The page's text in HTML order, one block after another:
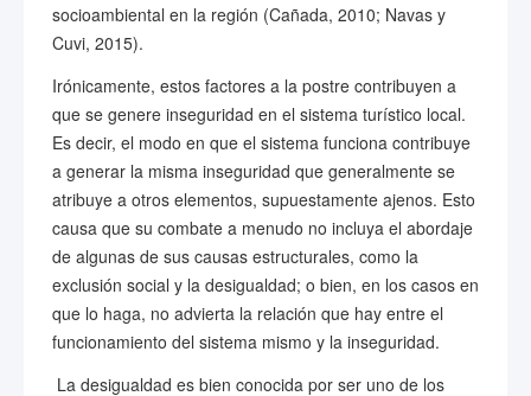
socioambiental en la región (Cañada, 2010; Navas y
Cuvi, 2015).
Irónicamente, estos factores a la postre contribuyen a
que se genere inseguridad en el sistema turístico local.
Es decir, el modo en que el sistema funciona contribuye
a generar la misma inseguridad que generalmente se
atribuye a otros elementos, supuestamente ajenos. Esto
causa que su combate a menudo no incluya el abordaje
de algunas de sus causas estructurales, como la
exclusión social y la desigualdad; o bien, en los casos en
que lo haga, no advierta la relación que hay entre el
funcionamiento del sistema mismo y la inseguridad.
La desigualdad es bien conocida por ser uno de los